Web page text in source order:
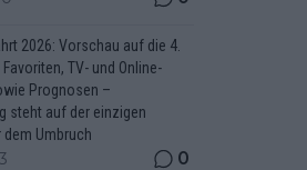
2026: Vorschau auf die 4.
TV- und Online-
Prognosen –
steht auf der einzigen
dem Umbruch
0